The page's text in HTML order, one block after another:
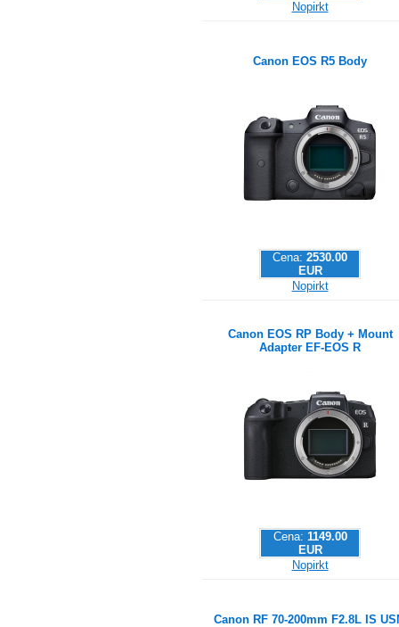
Nopirkt
Canon EOS R5 Body
Cena: 2530.00
EUR
Nopirkt
Canon EOS RP Body + Mount
Adapter EF-EOS R
Cena: 1149.00
EUR
Nopirkt
Canon RF 70-200mm F2.8L IS